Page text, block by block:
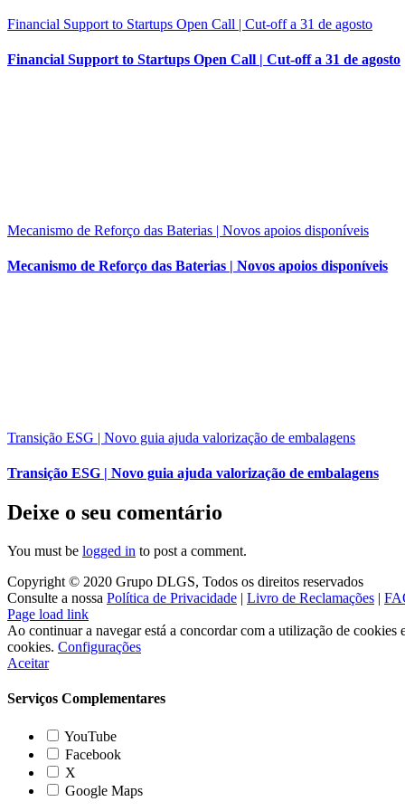
Financial Support to Startups Open Call | Cut-off a 31 de agosto
Financial Support to Startups Open Call | Cut-off a 31 de agosto
Mecanismo de Reforço das Baterias | Novos apoios disponíveis
Mecanismo de Reforço das Baterias | Novos apoios disponíveis
Transição ESG | Novo guia ajuda valorização de embalagens
Transição ESG | Novo guia ajuda valorização de embalagens
Deixe o seu comentário
You must be logged in to post a comment.
Copyright © 2020 Grupo DLGS, Todos os direitos reservados
Consulte a nossa Política de Privacidade | Livro de Reclamações |
Facebook
LinkedIn
Page load link
Ao continuar a navegar está a concordar com a utilização de
cookies. Configurações
Aceitar
Serviços Complementares
YouTube
Facebook
X
Google Maps